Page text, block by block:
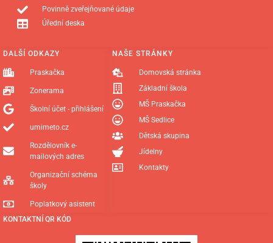
KONTAKTNÍ QR KÓD
NAŠE STRÁNKY
Domovská stránka
Základní škola
MŠ Praskačka
MŠ Sedlice
Dětská skupina
Jídelny
Kontakty
DALŠÍ ODKAZY
Praskačka
Zonerama
Školní účet - přihlášení
umimeto.cz
Rozdělovník e-
mailových adres
Organizační schéma
školy
Poplatkový asistent
Povinně zveřejňované údaje
Úřední deska